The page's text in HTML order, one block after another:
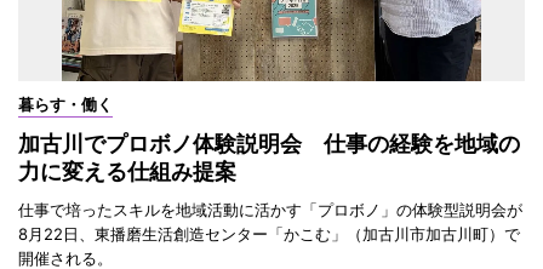
暮らす・働く
加古川でプロボノ体験説明会 仕事の経験を地域の
力に変える仕組み提案
仕事で培ったスキルを地域活動に活かす「プロボノ」の体験型説明会が
8月22日、東播磨生活創造センター「かこむ」（加古川市加古川町）で
開催される。